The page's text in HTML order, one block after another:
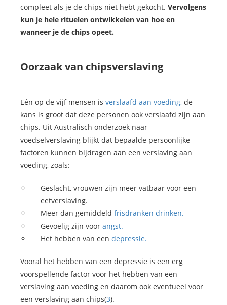
compleet als je de chips niet hebt gekocht. Vervolgens
kun je hele rituelen ontwikkelen van hoe en
wanneer je de chips opeet.
Oorzaak van chipsverslaving
Eén op de vijf mensen is verslaafd aan voeding, de
kans is groot dat deze personen ook verslaafd zijn aan
chips. Uit Australisch onderzoek naar
voedselverslaving blijkt dat bepaalde persoonlijke
factoren kunnen bijdragen aan een verslaving aan
voeding, zoals:
Geslacht, vrouwen zijn meer vatbaar voor een
eetverslaving.
Meer dan gemiddeldfrisdranken drinken.
Gevoelig zijn voor angst.
Het hebben van eendepressie.
Vooral het hebben van een depressie is een erg
voorspellende factor voor het hebben van een
verslaving aan voeding en daarom ook eventueel voor
een verslaving aan chips(3).